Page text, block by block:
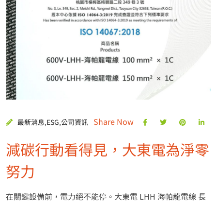
最新消息,ESG,公司資訊 Share Now
減碳行動看得見，大東電為淨零
努力
在關鍵設備前，電力絕不能停。大東電 LHH 海帕龍電線 長